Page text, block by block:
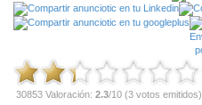
30853 Valoración: 2.3/10 (3 votos emitidos)